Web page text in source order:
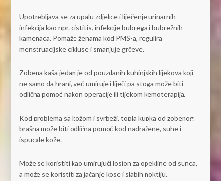
Upotrebljava se za upalu zdjelice i liječenje urinarnih
infekcija kao npr. cistitis, infekcije bubrega i bubrežnih
kamenaca. Pomaže ženama kod PMS-a, regulira
menstruacijske cikluse i smanjuje grčeve.
Zobena kaša jedan je od pouzdanih kuhinjskih lijekova koji
ne samo da hrani, već umiruje i liječi pa stoga može biti
odlična pomoć nakon operacije ili tijekom kemoterapija.
Kod problema sa kožom i svrbeži, topla kupka od zobenog
brašna može biti odlična pomoć kod nadražene, suhe i
ispucale kože.
Može se koristiti kao umirujući losion za opekline od sunca,
a može se koristiti za jačanje kose i slabih noktiju.